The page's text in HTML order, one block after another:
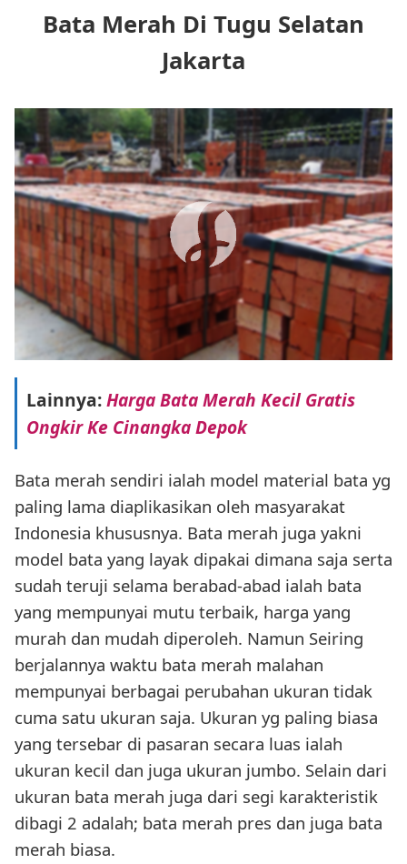
Bata Merah Di Tugu Selatan
Jakarta
Lainnya:Harga Bata Merah Kecil Gratis
Ongkir Ke Cinangka Depok
Bata merah sendiri ialah model material bata yg
paling lama diaplikasikan oleh masyarakat
Indonesia khususnya. Bata merah juga yakni
model bata yang layak dipakai dimana saja serta
sudah teruji selama berabad-abad ialah bata
yang mempunyai mutu terbaik, harga yang
murah dan mudah diperoleh. Namun Seiring
berjalannya waktu bata merah malahan
mempunyai berbagai perubahan ukuran tidak
cuma satu ukuran saja. Ukuran yg paling biasa
yang tersebar di pasaran secara luas ialah
ukuran kecil dan juga ukuran jumbo. Selain dari
ukuran bata merah juga dari segi karakteristik
dibagi 2 adalah; bata merah pres dan juga bata
merah biasa.